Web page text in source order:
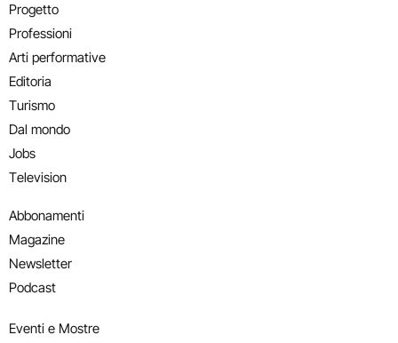
Progetto
Professioni
Arti performative
Editoria
Turismo
Dal mondo
Jobs
Television
Abbonamenti
Magazine
Newsletter
Podcast
Eventi e Mostre